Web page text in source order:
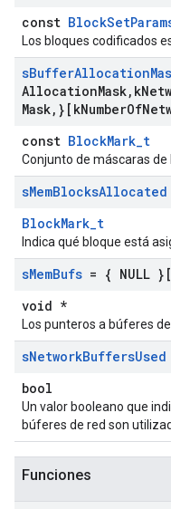
const
Los bloques codificados
sBufferAllocation
AllocationMask, k
Mask, }[kNumberOf
const BlockMark_t
Conjunto de máscaras de
sMemBlocksAllocated
BlockMark_t
Indica qué bloque está
sMemBufs = { NULL
void *
Los punteros a búferes
sNetworkBuffersUsed
bool
Un valor booleano que
búferes de red son
Funciones